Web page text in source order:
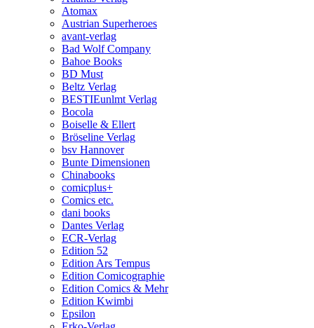
Atomax
Austrian Superheroes
avant-verlag
Bad Wolf Company
Bahoe Books
BD Must
Beltz Verlag
BESTIEunlmt Verlag
Bocola
Boiselle & Ellert
Bröseline Verlag
bsv Hannover
Bunte Dimensionen
Chinabooks
comicplus+
Comics etc.
dani books
Dantes Verlag
ECR-Verlag
Edition 52
Edition Ars Tempus
Edition Comicographie
Edition Comics & Mehr
Edition Kwimbi
Epsilon